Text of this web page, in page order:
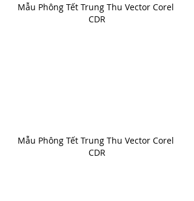
Mẫu Phông Tết Trung Thu Vector Corel
CDR
Mẫu Phông Tết Trung Thu Vector Corel
CDR